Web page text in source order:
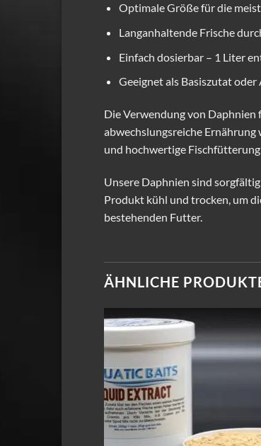
Optimale Größe für die
Langanhaltende Frische
Einfach dosierbar – 1 Liter
Geeignet als Basiszutat
Die Verwendung von
abwechslungsreiche
und hochwertige Fischfütterung
Unsere Daphnien sind
Produkt kühl und trocken, um
bestehenden Futter.
ÄHNLICHE